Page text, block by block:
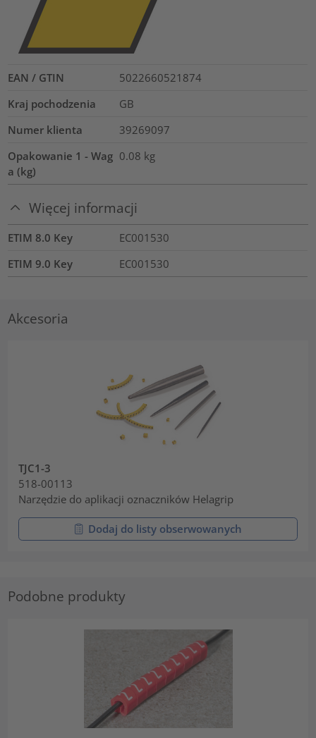
EAN / GTIN
5022660521874
Kraj pochodzenia
GB
Numer klienta
39269097
Opakowanie 1 - Wag
a (kg)
0.08 kg
Więcej informacji
ETIM 8.0 Key
EC001530
ETIM 9.0 Key
EC001530
Akcesoria
TJC1-3
518-00113
Narzędzie do aplikacji oznaczników Helagrip
Dodaj do listy obserwowanych
Podobne produkty